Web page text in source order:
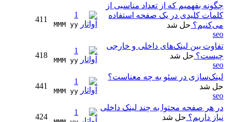
چگونه بفهمیم که از تعداد مناسبی از
کلمات کلیدی در یک صفحه استفاده
می‌کنیم؟ حل شد
seo
1
MMM yy
411
تفاوت بین لینک‌های داخلی و خارجی
چیست؟ حل شد
seo
1
MMM yy
418
لینک‌سازی در سئو به چه معناست؟
حل شد
seo
1
MMM yy
441
در هر صفحه محتوا به چند لینک داخلی
نیاز داریم؟ حل شد
1
424